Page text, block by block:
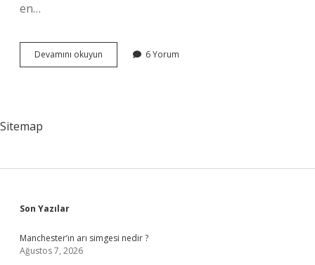
en…
Devamını okuyun
Tepki
6 Yorum
Sitemap
Sidebar
Son Yazılar
Manchester’ın arı simgesi nedir ?
Ağustos 7, 2026